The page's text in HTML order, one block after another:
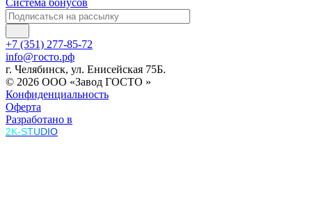
Система бонусов
+7 (351) 277-85-72
info@госто.рф
г. Челябинск, ул. Енисейская 75Б.
© 2026 ООО «Завод ГОСТО »
Конфиденциальность
Оферта
Разработано в
2K-STUDIO